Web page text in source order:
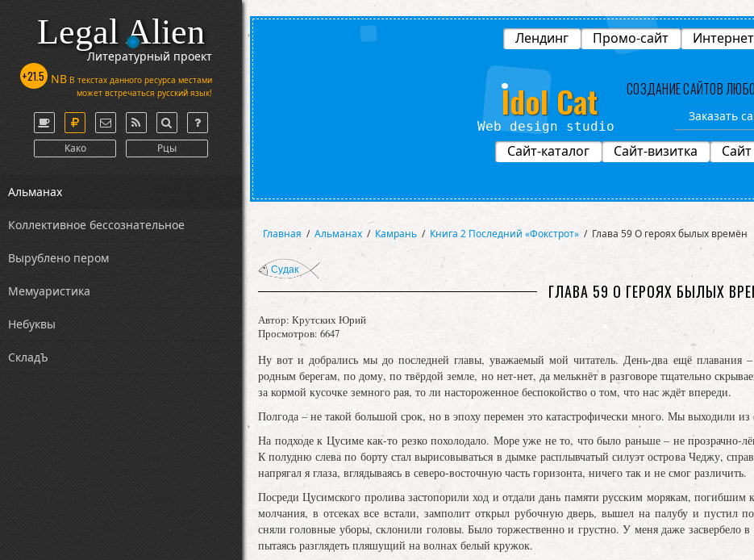
Legal Alien
Литературный проект
+21.5 NB В текстах данного ресурса местами
может встречаться русский язык!
Како Рцы
Альманах
Коллективное бессознательное
Вырублено пером
Мемуаристика
Небуквы
СкладЪ
Лендинг Промо-сайт
Idol Cat
Web design studio
СОЗДАНИЕ САЙТОВ
Заказать
Сайт-каталог Сайт-визитка
Главная / Альманах / Камрань / Книга 2 Последний «Фокстрот» / Глава 59 О героях былых времён
Судак
ГЛАВА 59 О ГЕРОЯХ БЫЛЫХ
Автор: Крутских Юрий
Просмотров: 6647
Ну вот и добрались мы до последней главы, уважаемый мой читатель. День-два ещё плавания
родным берегам, по дому, по твёрдой земле, но нет-нет, да мелькнёт в разговоре тщательно
за кормой кусочке земного рая, то ли настороженное беспокойство о том, что нас ждёт впереди.
Полгода – не такой большой срок, но в эпоху перемен это катастрофически много. Мы выходили
На подходе к Цусиме как-то резко похолодало. Море уже не то, что было раньше – не прозрачно-
К полудню слева по борту стал вырисовываться в дымке расплывчатый силуэт острова Чеджу,
напрягал я глаза, вглядываясь в северо-восточную часть горизонта, ничего так и не смог различить.
Посреди Цусимского пролива застопорили ход и отдали дань памяти русским морякам, погибшим
молчания, в отсеках все встали, замполит открыл рубочную дверь, вышел на палубу и пустил
сняли головные уборы, склонили головы. Было торжественно и грустно. У меня даже засвербело
пытаясь разглядеть пляшущий на волнах белый кружок.